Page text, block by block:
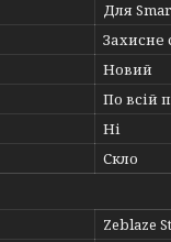
Для
Захисне
Новий
По всій
Ні
Скло
Zeblaze